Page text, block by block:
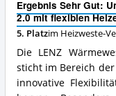
Ergebnis Sehr Gut:
2.0 mit flexiblen
5. Platzim Heizweste-
Die LENZ
sticht im Bereich
innovative
flexiblen
Heizelementen
Vorteile:
Was
spricht
für
diese